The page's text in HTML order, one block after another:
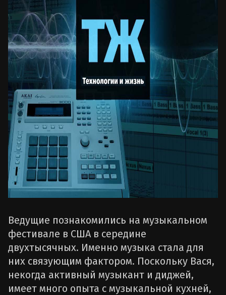
Ведущие познакомились на музыкальном
фестивале в США в середине
двухтысячных. Именно музыка стала для
них связующим фактором. Поскольку Вася,
некогда активный музыкант и диджей,
имеет много опыта с музыкальной кухней,